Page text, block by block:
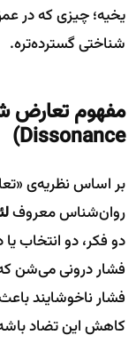
یخیه؛ چیزی که در
شناختی گسترده‌تره.
مفهوم تعارض
Dissonance)
بر اساس نظریه‌ی
روان‌شناس معروف
دو فکر، دو انتخاب
فشار درونی می‌شن
فشار ناخوشایند
کاهش این تضاد باشه؛